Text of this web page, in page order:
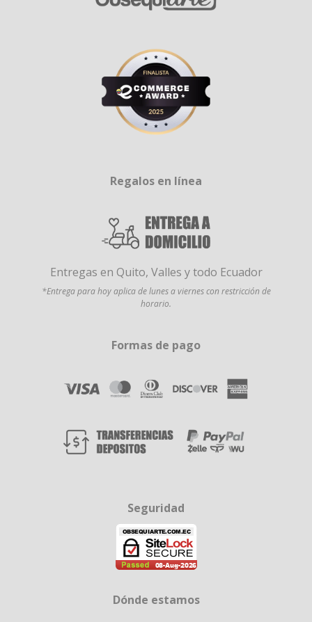
Regalos en línea
Entregas en Quito, Valles y todo Ecuador
*Entrega para hoy aplica de lunes a viernes con restricción de
horario.
Formas de pago
Seguridad
Dónde estamos